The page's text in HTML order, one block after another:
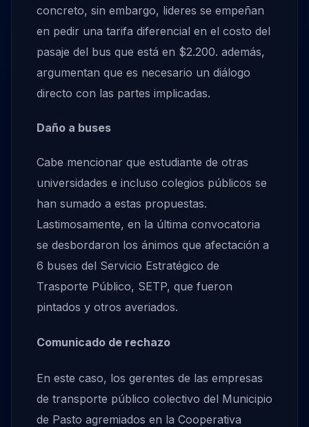
concreto, sin embargo, lideres se empeñan
en pedir una tarifa diferencial en el costo del
pasaje del bus que está en $2.200. además,
argumentan que es necesario un diálogo
directo con las partes implicadas.
Daño a buses
Cabe mencionar que estudiante de otras
universidades e incluso colegios públicos se
han sumado a estas propuestas.
Lastimosamente, en la última convocatoria
se desbordaron los ánimos que afectación a
6 buses del Servicio Estratégico de
Trasporte Público, SETP, que fueron
pintados y otros averiados.
Comunicado de rechazo
En este caso, los gerentes de las empresas
de transporte público colectivo del Municipio
de Pasto agremiados en la Cooperativa